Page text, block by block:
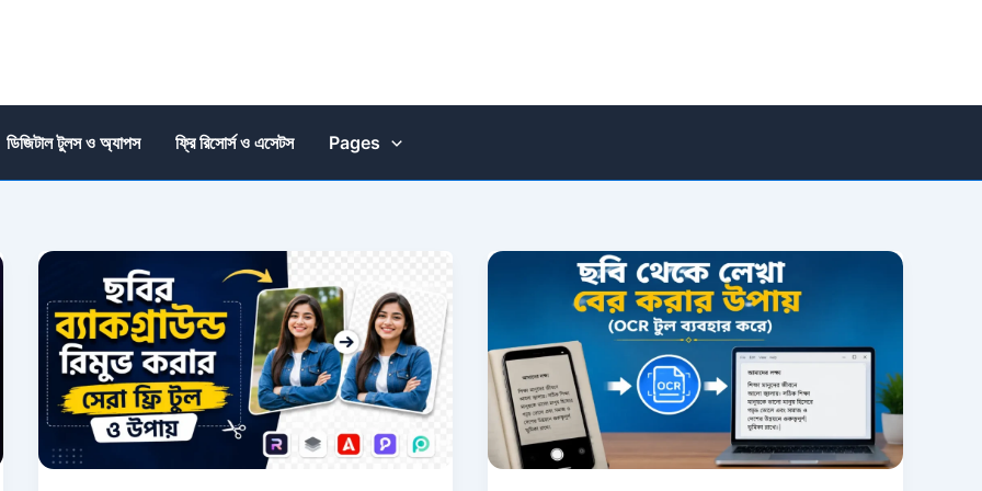
ডিজিটাল টুলস ও অ্যাপস ফ্রি রিসোর্স ও এসেটস Pages